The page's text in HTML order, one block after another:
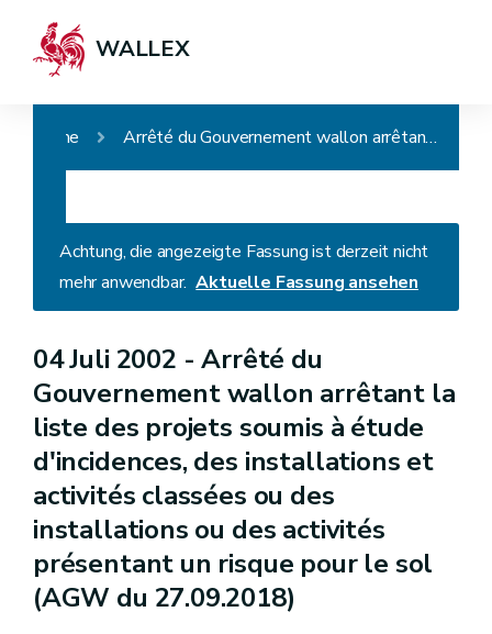
WALLEX
Home Arrêté du Gouvernement wallon arrêtant la liste des projets soumis à étude d'incidences, des installations et activités classées ou des installations ou des activités présentant un risque pour le sol (AGW du 27.09.2018)
Achtung, die angezeigte Fassung ist derzeit nicht
mehr anwendbar. Aktuelle Fassung ansehen
04 Juli 2002 -Arrêté du
Gouvernement wallon arrêtant la
liste des projets soumis à étude
d'incidences, des installations et
activités classées ou des
installations ou des activités
présentant un risque pour le sol
(AGW du 27.09.2018)